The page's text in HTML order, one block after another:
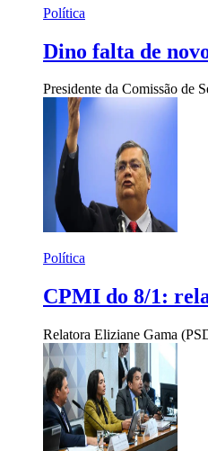
Política
Dino falta de
Presidente da Comissão de
Política
CPMI do 8/1:
Relatora Eliziane Gama